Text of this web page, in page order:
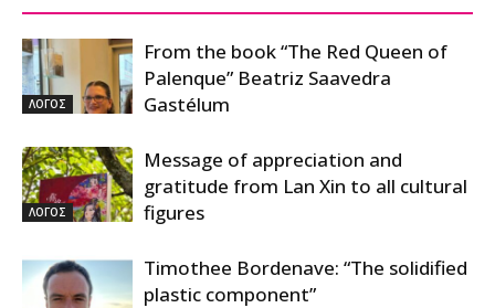
ΛΟΓΟΣ
From the book “The Red Queen of
Palenque” Beatriz Saavedra
Gastélum
ΛΟΓΟΣ
Message of appreciation and
gratitude from Lan Xin to all cultural
figures
Timothee Bordenave: “The solidified
plastic component”